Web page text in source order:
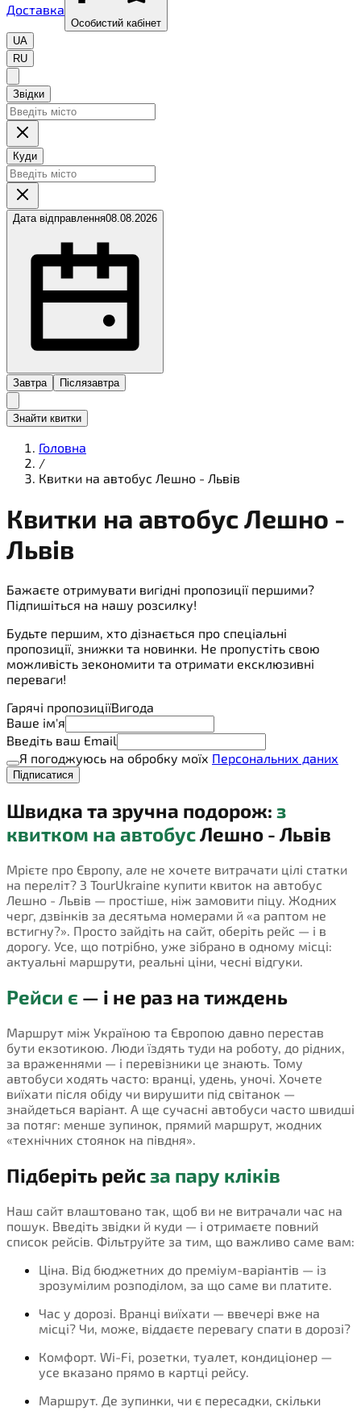
Доставка
Особистий кабінет
UA
RU
Звідки
Куди
Дата відправлення08.08.2026
Завтра Післязавтра
Знайти квитки
Головна
/
Квитки на автобус Лешно - Львів
Квитки на автобусЛешно -
Львів
Бажаєте отримувати вигідні пропозиції першими?
Підпишіться на нашу розсилку!
Будьте першим, хто дізнається про спеціальні
пропозиції, знижки та новинки. Не пропустіть свою
можливість зекономити та отримати ексклюзивні
переваги!
Гарячі пропозиціїВигода
Ваше ім'я
Введіть ваш Email
Я погоджуюсь на обробку моїх Персональних даних
Підписатися
Швидка та зручна подорож: з
квитком на автобусЛешно - Львів
Мрієте про Європу, але не хочете витрачати цілі статки
на переліт? З TourUkraine купити квиток на автобус
Лешно - Львів — простіше, ніж замовити піцу. Жодних
черг, дзвінків за десятьма номерами й «а раптом не
встигну?». Просто зайдіть на сайт, оберіть рейс — і в
дорогу. Усе, що потрібно, уже зібрано в одному місці:
актуальні маршрути, реальні ціни, чесні відгуки.
Рейси є — і не раз на тиждень
Маршрут між Україною та Європою давно перестав
бути екзотикою. Люди їздять туди на роботу, до рідних,
за враженнями — і перевізники це знають. Тому
автобуси ходять часто: вранці, удень, уночі. Хочете
виїхати після обіду чи вирушити під світанок —
знайдеться варіант. А ще сучасні автобуси часто швидші
за потяг: менше зупинок, прямий маршрут, жодних
«технічних стоянок на півдня».
Підберіть рейсза пару кліків
Наш сайт влаштовано так, щоб ви не витрачали час на
пошук. Введіть звідки й куди — і отримаєте повний
список рейсів. Фільтруйте за тим, що важливо саме вам:
Ціна. Від бюджетних до преміум-варіантів — із
зрозумілим розподілом, за що саме ви платите.
Час у дорозі. Вранці виїхати — ввечері вже на
місці? Чи, може, віддаєте перевагу спати в дорозі?
Комфорт. Wi-Fi, розетки, туалет, кондиціонер —
усе вказано прямо в картці рейсу.
Маршрут. Де зупинки, чи є пересадки, скільки